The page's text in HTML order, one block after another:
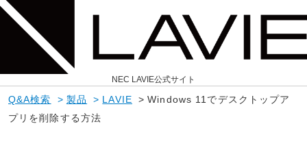
NEC LAVIE公式サイト
Q&A検索 > 製品 > LAVIE > Windows 11でデスクトップア
プリを削除する方法